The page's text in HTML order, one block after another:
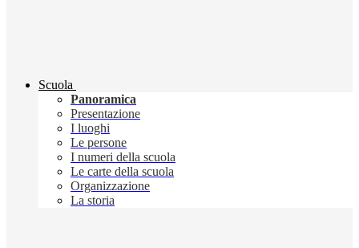
Scuola
Panoramica
Presentazione
I luoghi
Le persone
I numeri della scuola
Le carte della scuola
Organizzazione
La storia